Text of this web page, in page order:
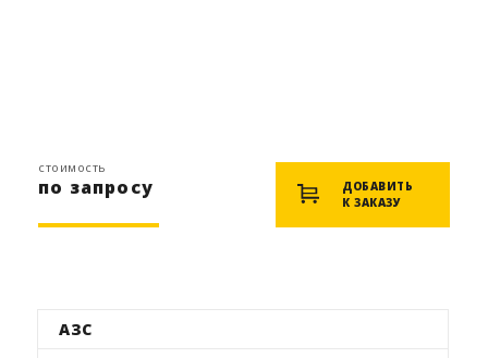
стоимость
по запросу
ДОБАВИТЬ
К ЗАКАЗУ
АЗС